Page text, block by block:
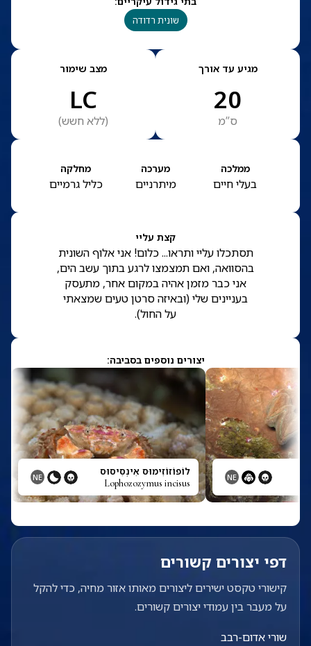
שונית רדודה
מגיע עד אורך
20
ס”מ
מצב שימור
LC
(ללא חשש)
ממלכה
בעלי חיים
מערכה
מיתרניים
מחלקה
כליל גרמיים
קצת עליי
תסתכלו עליי ותראו... כלום! אני אלוף השונית
בהסוואה, ואם תמצמצו לרגע בתוך עשב הים,
אני כבר מזמן אהיה במקום אחר, מתעסק
בעניינים שלי (ובאיזה סרטן טעים שמצאתי
על החול).
יצורים נוספים בסביבה:
NE לוֹפוֹזוֹזִימוּס אִינְסִיסוּס
Lophozozymus incisus
NE
דפי יצורים קשורים
קישורי טקסט ישירים ליצורים מאותו אזור מחיה, כדי להקל
על מעבר בין עמודי יצורים קשורים.
שורי אדום-רבב